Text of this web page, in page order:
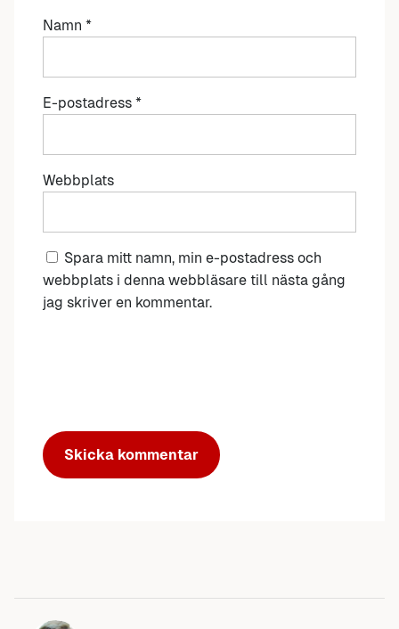
Namn *
E-postadress *
Webbplats
Spara mitt namn, min e-postadress och
webbplats i denna webbläsare till nästa gång
jag skriver en kommentar.